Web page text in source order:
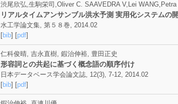
渋尾欣弘,生駒栄司,Oliver C. SAAVEDRA V,Lei
リアルタイムアンサンブル洪水予測 実用化システムの
水工学論文集, 第５８巻, 2014.02
[bib] [pdf]
仁科俊晴, 吉永直樹, 鍜治伸裕, 豊田正史
形容詞との共起に基づく概念語の順序付け
日本データベース学会論文誌, 12(3), 7-12, 2014.02
[bib] [pdf]